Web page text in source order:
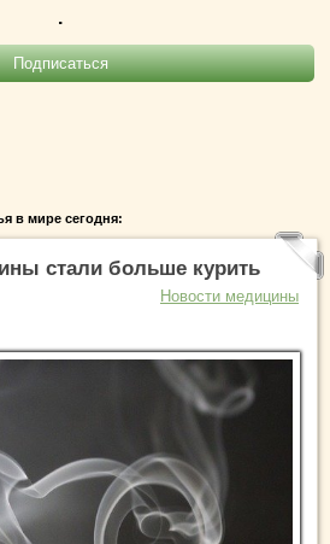
.
в мире сегодня:
стали больше курить
Новости медицины